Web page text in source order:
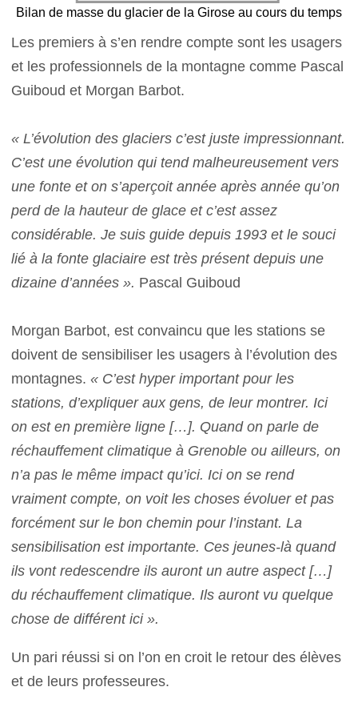
Bilan de masse du glacier de la Girose au cours du temps
Les premiers à s’en rendre compte sont les u sagers
et les professionnels de la montagne comme Pascal
Guiboud et Morgan Barbot.
« L’évolution des glaciers c’est juste impressionnant.
C’est une évolution qui tend malheureusement vers
une fonte et on s’aperçoit année après année qu’on
perd de la hauteur de glace et c’est assez
considérable. Je suis guide depuis 1993 et le souci
lié à la fonte glaciaire est très présent depuis une
dizaine d’années ». Pascal Guiboud
Morgan Barbot, est convaincu que les stations se
doivent de sensibiliser les usagers à l’évolution des
montagnes.« C’est hyper important pour les
stations, d’expliquer aux gens, de leur montrer. Ici
on est en première ligne […]. Quand on parle de
réchauffement climatique à Grenoble ou ailleurs, on
n’a pas le même impact qu’ici. Ici on se rend
vraiment compte, on voit les choses évoluer et pas
forcément sur le bon chemin pour l’instant. La
sensibilisation est importante. Ces jeunes-là quand
ils vont redescendre ils auront un autre aspect […]
du réchauffement climatique. Ils auront vu quelque
chose de différent ici ».
Un pari réussi si on l’on en croit le retour des élèves
et de leurs professeures.